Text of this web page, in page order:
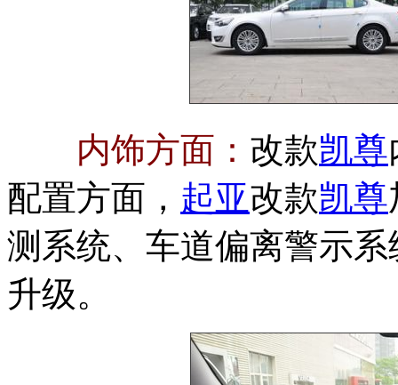
内饰方面： 改款凯尊
配置方面， 起亚改款凯尊
测系统、车道偏离警示
升级。